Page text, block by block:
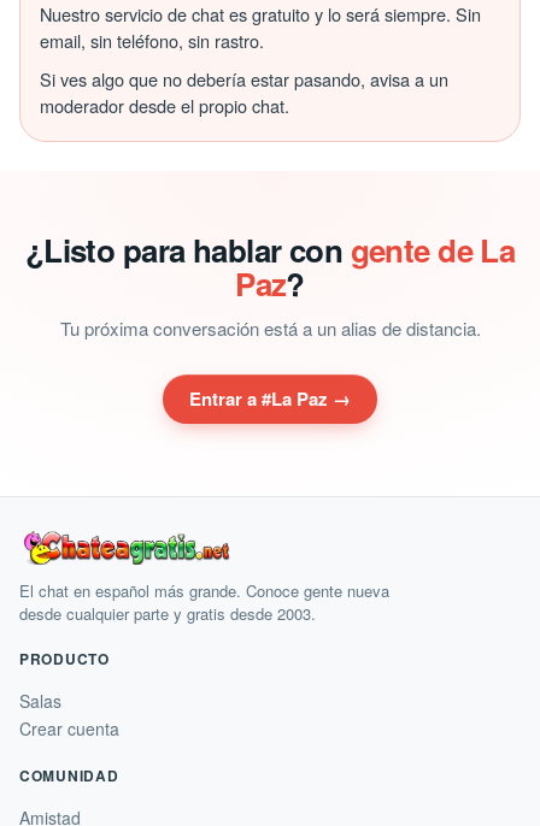
Nuestro servicio de chat es gratuito y lo será siempre. Sin
email, sin teléfono, sin rastro.
Si ves algo que no debería estar pasando, avisa a un
moderador desde el propio chat.
¿Listo para hablar con gente de La
Paz?
Tu próxima conversación está a un alias de distancia.
Entrar a #La Paz →
El chat en español más grande. Conoce gente nueva
desde cualquier parte y gratis desde 2003.
PRODUCTO
Salas
Crear cuenta
COMUNIDAD
Amistad